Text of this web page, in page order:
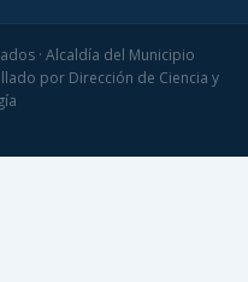
· Alcaldía del Municipio
por Dirección de Ciencia y